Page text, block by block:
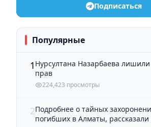
Подписаться
Популярные
1 Нурсултана Назарбаева лишили
прав
224,423 просмотры
2Подробнее о тайных
погибших в Алматы,